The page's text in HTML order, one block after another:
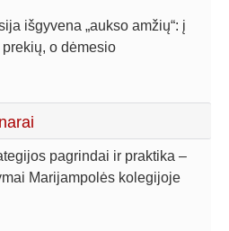
išgyvena „aukso amžių“: į
o dėmesio
pagrindai ir praktika –
Marijampolės kolegijoje